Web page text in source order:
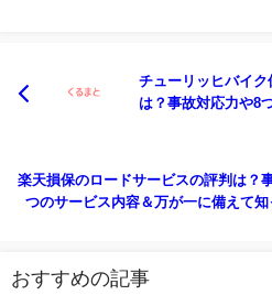
チューリッヒバイク
は？事故対応力や8
楽天損保のロードサービスの評判は？
つのサービス内容＆万が一に備えて知
おすすめの記事